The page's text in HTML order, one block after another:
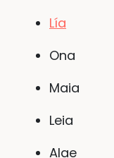
Lía
Ona
Maia
Leia
Alae